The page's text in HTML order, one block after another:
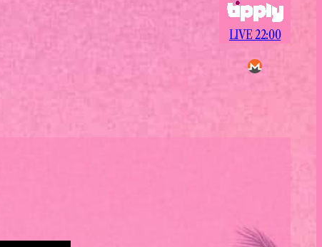
LIVE 22:00